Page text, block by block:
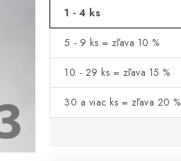
1 - 4 ks
5 - 9 ks = zľava 10 %
10 - 29 ks = zľava 15 %
30 a viac ks = zľava 20 %